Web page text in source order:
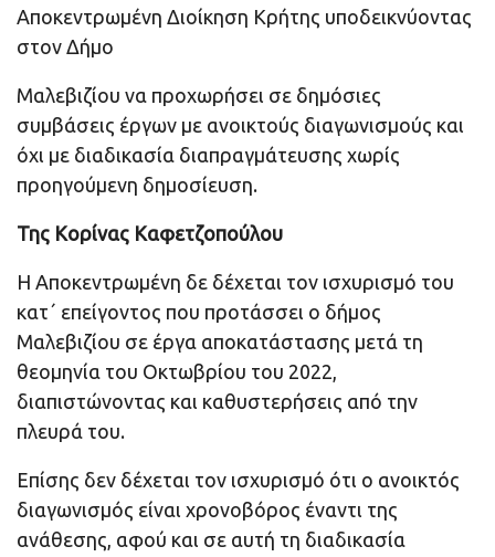
Αποκεντρωμένη Διοίκηση Κρήτης υποδεικνύοντας
στον Δήμο
Μαλεβιζίου να προχωρήσει σε δημόσιες
συμβάσεις έργων με ανοικτούς διαγωνισμούς και
όχι με διαδικασία διαπραγμάτευσης χωρίς
προηγούμενη δημοσίευση.
Της Κορίνας Καφετζοπούλου
Η Αποκεντρωμένη δε δέχεται τον ισχυρισμό του
κατ΄ επείγοντος που προτάσσει ο δήμος
Μαλεβιζίου σε έργα αποκατάστασης μετά τη
θεομηνία του Οκτωβρίου του 2022,
διαπιστώνοντας και καθυστερήσεις από την
πλευρά του.
Επίσης δεν δέχεται τον ισχυρισμό ότι ο ανοικτός
διαγωνισμός είναι χρονοβόρος έναντι της
ανάθεσης, αφού και σε αυτή τη διαδικασία